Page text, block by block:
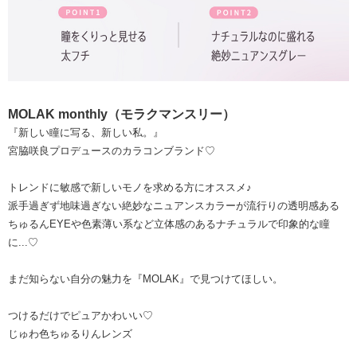
MOLAK monthly（モラクマンスリー）
『新しい瞳に写る、新しい私。』
宮脇咲良プロデュースのカラコンブランド♡
トレンドに敏感で新しいモノを求める方にオススメ♪
派手過ぎず地味過ぎない絶妙なニュアンスカラーが流行りの透明感ある
ちゅるんEYEや色素薄い系など立体感のあるナチュラルで印象的な瞳
に...♡
まだ知らない自分の魅力を『MOLAK』で見つけてほしい。
つけるだけでピュアかわいい♡
じゅわ色ちゅるりんレンズ